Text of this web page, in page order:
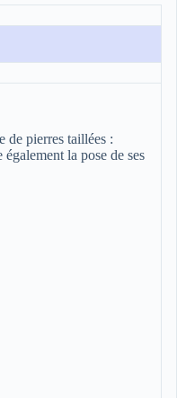
de pierres taillées :
la pose de ses